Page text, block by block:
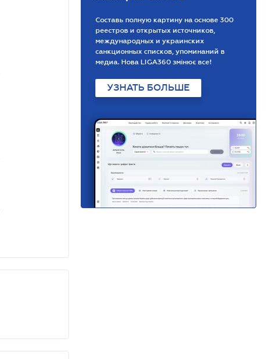
Составь полную картину на основе 300
реестров и открытых источников,
международных и украинских
санкционных списков, упоминаний в
медиа. Нова LIGA360 змінює все!
УЗНАТЬ БОЛЬШЕ